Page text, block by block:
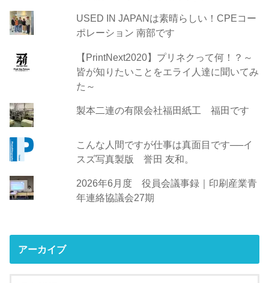
USED IN JAPANは素晴らしい！CPEコー
ポレーション 南部です
【PrintNext2020】プリネクって何！？～
皆が知りたいことをエライ人達に聞いてみ
た～
製本二連の有限会社福田紙工 福田です
こんな人間ですが仕事は真面目です──イ
スズ写真製版 誉田 友和。
2026年6月度 役員会議事録｜印刷産業青
年連絡協議会27期
アーカイブ